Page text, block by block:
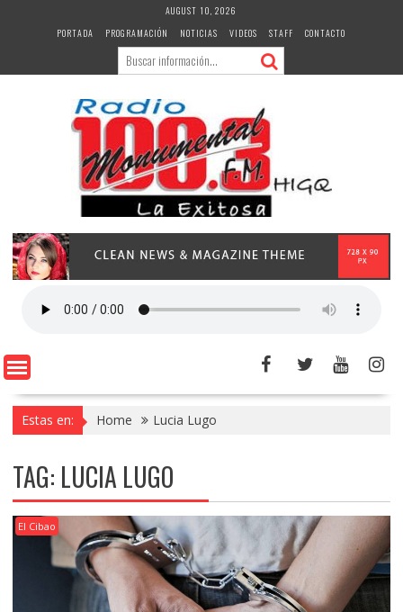
AUGUST 10, 2026
PORTADA
PROGRAMACIÓN NOTICIAS VIDEOS STAFF CONTACTO
Estas en: Home Lucia Lugo
TAG: LUCIA LUGO
El Cibao